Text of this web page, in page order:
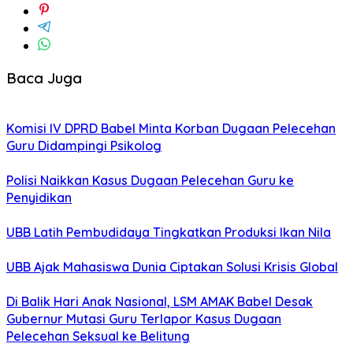
Baca Juga
Komisi IV DPRD Babel Minta Korban Dugaan Pelecehan
Guru Didampingi Psikolog
Polisi Naikkan Kasus Dugaan Pelecehan Guru ke
Penyidikan
UBB Latih Pembudidaya Tingkatkan Produksi Ikan Nila
UBB Ajak Mahasiswa Dunia Ciptakan Solusi Krisis Global
Di Balik Hari Anak Nasional, LSM AMAK Babel Desak
Gubernur Mutasi Guru Terlapor Kasus Dugaan
Pelecehan Seksual ke Belitung